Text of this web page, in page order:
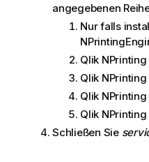
angegebenen
Nur falls
NPrinting
Qlik NPrinting
Qlik NPrinting
Qlik NPrinting
Qlik
Schließen Sie